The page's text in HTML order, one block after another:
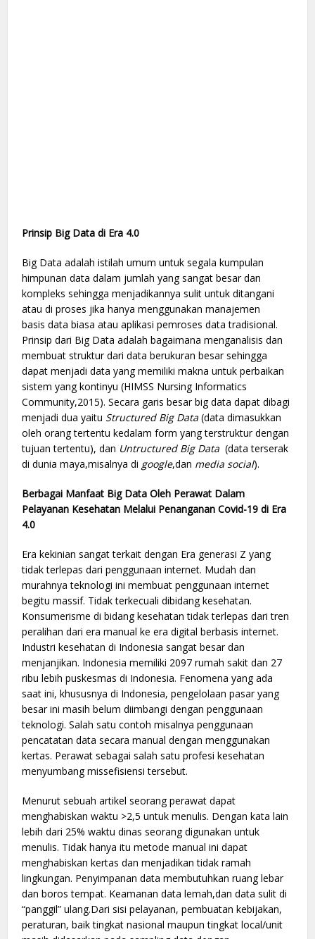
Prinsip Big Data di Era 4.0
Big Data adalah istilah umum untuk segala kumpulan
himpunan data dalam jumlah yang sangat besar dan
kompleks sehingga menjadikannya sulit untuk ditangani
atau di proses jika hanya menggunakan manajemen
basis data biasa atau aplikasi pemroses data tradisional.
Prinsip dari Big Data adalah bagaimana menganalisis dan
membuat struktur dari data berukuran besar sehingga
dapat menjadi data yang memiliki makna untuk perbaikan
sistem yang kontinyu (HIMSS Nursing Informatics
Community,2015). Secara garis besar big data dapat dibagi
menjadi dua yaitu Structured Big Data (data dimasukkan
oleh orang tertentu kedalam form yang terstruktur dengan
tujuan tertentu), dan Untructured Big Data(data terserak
di dunia maya,misalnya di google,dan media social).
Berbagai Manfaat Big Data Oleh Perawat Dalam
Pelayanan Kesehatan Melalui Penanganan Covid-19 di Era
4.0
Era kekinian sangat terkait dengan Era generasi Z yang
tidak terlepas dari penggunaan internet. Mudah dan
murahnya teknologi ini membuat penggunaan internet
begitu massif. Tidak terkecuali dibidang kesehatan.
Konsumerisme di bidang kesehatan tidak terlepas dari tren
peralihan dari era manual ke era digital berbasis internet.
Industri kesehatan di Indonesia sangat besar dan
menjanjikan. Indonesia memiliki 2097 rumah sakit dan 27
ribu lebih puskesmas di Indonesia. Fenomena yang ada
saat ini, khususnya di Indonesia, pengelolaan pasar yang
besar ini masih belum diimbangi dengan penggunaan
teknologi. Salah satu contoh misalnya penggunaan
pencatatan data secara manual dengan menggunakan
kertas. Perawat sebagai salah satu profesi kesehatan
menyumbang missefisiensi tersebut.
Menurut sebuah artikel seorang perawat dapat
menghabiskan waktu >2,5 untuk menulis. Dengan kata lain
lebih dari 25% waktu dinas seorang digunakan untuk
menulis. Tidak hanya itu metode manual ini dapat
menghabiskan kertas dan menjadikan tidak ramah
lingkungan. Penyimpanan data membutuhkan ruang lebar
dan boros tempat. Keamanan data lemah,dan data sulit di
“panggil” ulang.Dari sisi pelayanan, pembuatan kebijakan,
peraturan, baik tingkat nasional maupun tingkat local/unit